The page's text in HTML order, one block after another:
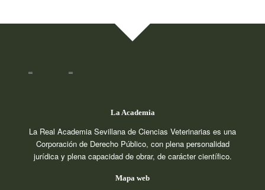
La Academia
La Real Academia Sevillana de Ciencias Veterinarias es una
Corporación de Derecho Público, con plena personalidad
jurídica y plena capacidad de obrar, de carácter científico.
Mapa web